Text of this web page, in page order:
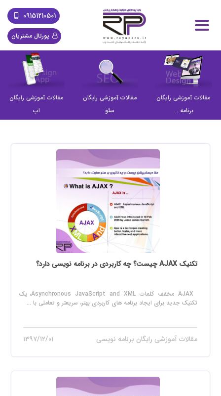
09151210501
پورتال مشتریان
مقالات آموزشی رایگان
اپ
مقالات آموزشی رایگان
سئو
مقالات آموزشی رایگان
برنامه ...
تکنیک AJAX چیست؟ چه کاربردی در برنامه نویسی دارد؟
AJAX مخفف کلمات Asynchronous JavaScript and XML، یک
تکنیک جدید برای ایجاد برنامه های کاربردی بهتر، سریعتر و تعاملی با ...
مقالات آموزشی رایگان برنامه نویسی ۱۳۹۷/۱۲/۰۱